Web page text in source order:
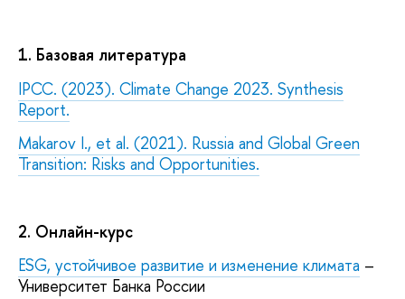
1. Базовая литература
IPCC. (2023). Climate Change 2023. Synthesis
Report.
Makarov I., et al. (2021). Russia and Global Green
Transition: Risks and Opportunities.
2. Онлайн-курс
ESG, устойчивое развитие и изменение климата –
Университет Банка России